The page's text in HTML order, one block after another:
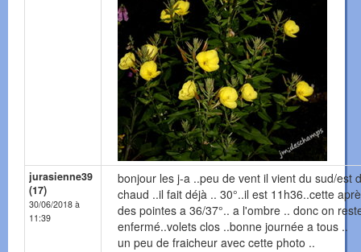
jurasienne39
(17)
30/06/2018 à
11:39
bonjour les j-a ..peu de vent il vient du sud/est
chaud ..il fait déjà .. 30°..il est 11h36..cette
des pointes a 36/37°.. a l'ombre .. donc on
enfermé..volets clos ..bonne journée a tous ..
un peu de fraicheur avec cette photo ..